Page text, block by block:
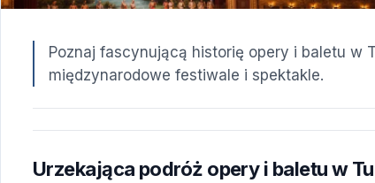
Poznaj fascynującą historię opery i baletu w
międzynarodowe festiwale i spektakle.
Urzekająca podróż opery i baletu w